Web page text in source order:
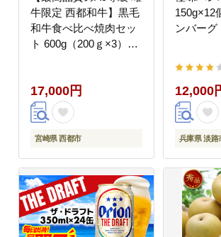
牛限定 西都和牛】黒毛
和牛食べ比べ焼肉セッ
ト 600g（200ｇ×3）オ
宮崎県産 カミチクファ
ーム＜62-6a＞
17,000円
宮崎県 西都市
150g×12
ンバーグ
12,000
兵庫県 淡路